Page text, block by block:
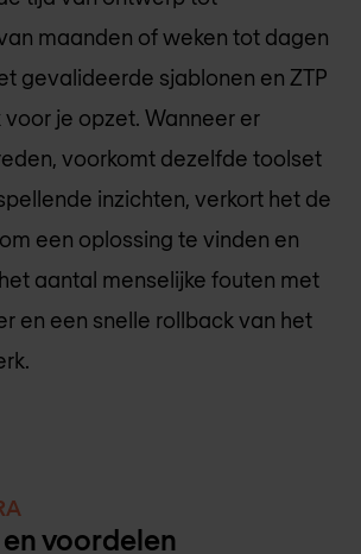
maanden of weken tot dagen
gevalideerde sjablonen en ZTP
je opzet. Wanneer er
voorkomt dezelfde toolset
inzichten, verkort het de
een oplossing te vinden en
aantal menselijke fouten met
en een snelle rollback van het
voordelen